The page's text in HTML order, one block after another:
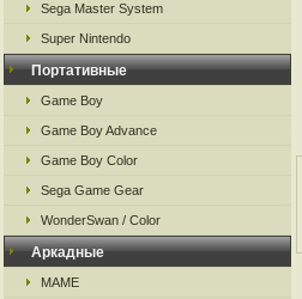
Sega Master System
Super Nintendo
Портативные
Game Boy
Game Boy Advance
Game Boy Color
Sega Game Gear
WonderSwan / Color
Аркадные
MAME